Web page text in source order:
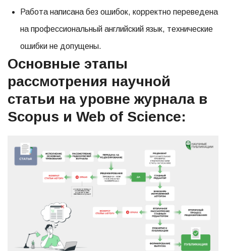
Работа написана без ошибок, корректно переведена
на профессиональный английский язык, технические
ошибки не допущены.
Основные этапы
рассмотрения научной
статьи на уровне журнала в
Scopus и Web of Science: